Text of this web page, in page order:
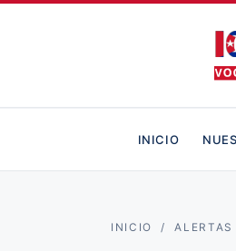
INICIO
INICIO /ALERTAS